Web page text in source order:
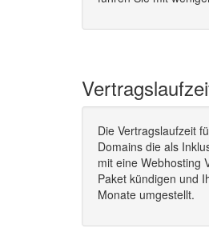
Die Vertragslaufzeit
Domains die als
mit eine Webhosting
Paket kündigen und
Monate umgestellt.